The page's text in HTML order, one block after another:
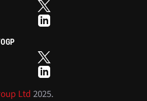
Ltd 2025.